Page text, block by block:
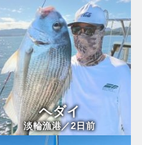
ヘダイ
淡輪漁港／2日前